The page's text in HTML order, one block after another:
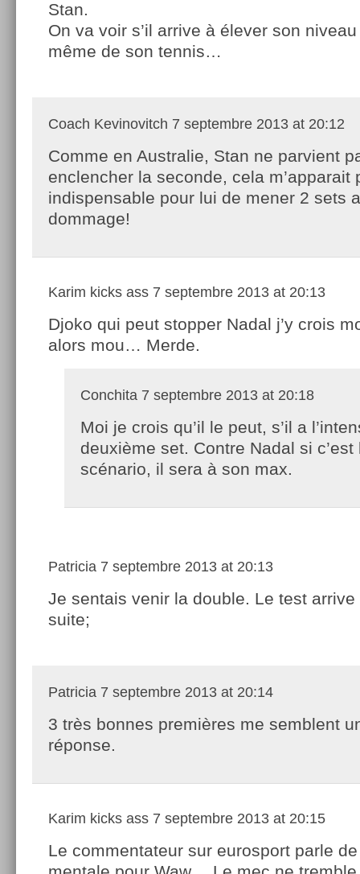
Stan.
On va voir s’il arrive à élever son
même de son tennis…
Coach Kevinovitch 7 septembre 2013 at 20:12
Comme en Australie, Stan ne parvient
enclencher la seconde, cela m’apparait
indispensable pour lui de mener 2 sets
dommage!
Karim kicks ass 7 septembre 2013 at 20:13
Djoko qui peut stopper Nadal j’y crois
alors mou… Merde.
Conchita 7 septembre 2013 at 20:18
Moi je crois qu’il le peut, s’il a
deuxième set. Contre Nadal si c’est
scénario, il sera à son max.
Patricia 7 septembre 2013 at 20:13
Je sentais venir la double. Le test arrive
suite;
Patricia 7 septembre 2013 at 20:14
3 très bonnes premières me semblent
réponse.
Karim kicks ass 7 septembre 2013 at 20:15
Le commentateur sur eurosport parle